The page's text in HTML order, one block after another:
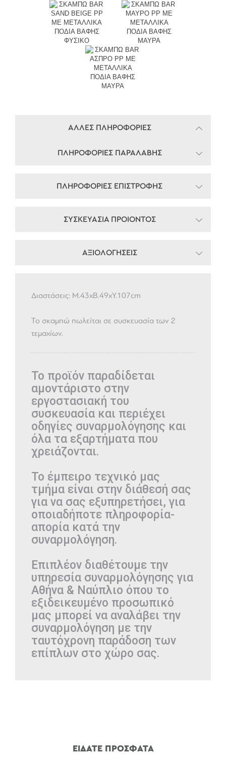
ΑΛΛΕΣ ΠΛΗΡΟΦΟΡΙΕΣ
ΠΛΗΡΟΦΟΡΙΕΣ ΠΑΡΑΛΑΒΗΣ
ΠΛΗΡΟΦΟΡΙΕΣ ΕΠΙΣΤΡΟΦΗΣ
ΣΥΣΚΕΥΑΣΙΑ ΠΡΟΙΟΝΤΟΣ
ΑΞΙΟΛΟΓΗΣΕΙΣ
Διαστάσεις: M.43xB.49xY.107cm
Το σκαμπώ πωλείται σε συσκευασία των 2
τεμαχίων.
Το προϊόν παραδίδεται
αμοντάριστο στην
εργοστασιακή του
συσκευασία και περιέχει
οδηγίες συναρμολόγησης και
όλα τα εξαρτήματα που
χρειάζονται.
Το έμπειρο τεχνικό μας
τμήμα είναι στην διάθεσή σας
για να σας εξυπηρετήσει, για
οποιαδήποτε πληροφορία-
απορία κατά την
συναρμολόγηση.
Επιπλέον διαθέτουμε την
υπηρεσία συναρμολόγησης για
Αθήνα & Ναύπλιο όπου το
εξιδεικευμένο προσωπικό
μας μπορεί να αναλάβει την
συναρμολόγηση με την
ταυτόχρονη παράδοση των
επίπλων στο χώρο σας.
ΕΙΔΑΤΕ ΠΡΟΣΦΑΤΑ